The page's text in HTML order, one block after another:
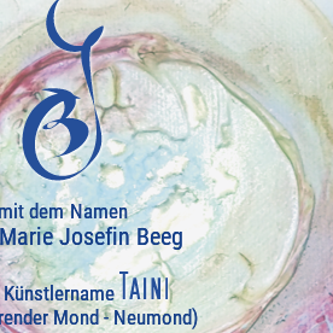
dem Namen
Josefin Beeg
Mond - Neumond)